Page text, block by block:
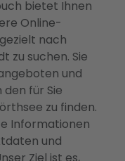
bietet Ihnen
Online-
nach
zu suchen. Sie
und
für Sie
zu finden.
Informationen
und